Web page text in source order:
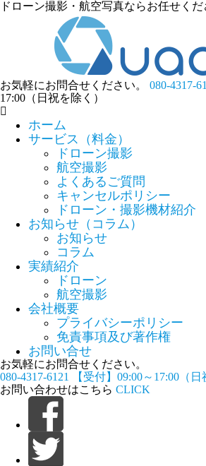
ドローン撮影・航空写真ならお任せくだ
お気軽にお問合せください。 080-4317-
17:00（日祝を除く）
ホーム
サービス（料金）
ドローン撮影
航空撮影
よくあるご質問
キャンセルポリシー
ドローン・撮影機材紹介
お知らせ（コラム）
お知らせ
コラム
実績紹介
ドローン
航空撮影
会社概要
プライバシーポリシー
免責事項及び著作権
お問い合せ
お気軽にお問合せください。
080-4317-6121
【受付】09:00～17:00（日
お問い合わせはこちら CLICK